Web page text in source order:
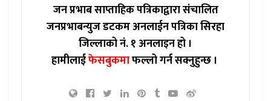
जन प्रभाब साप्ताहिक पत्रिकाद्वारा संचालित
जनप्रभाबन्युज डटकम अनलाईन पत्रिका सिरहा
जिल्लाको नं. १ अनलाइन हो ।
हामीलाईफेसबुकमाफल्लो गर्न सक्नुहुन्छ ।